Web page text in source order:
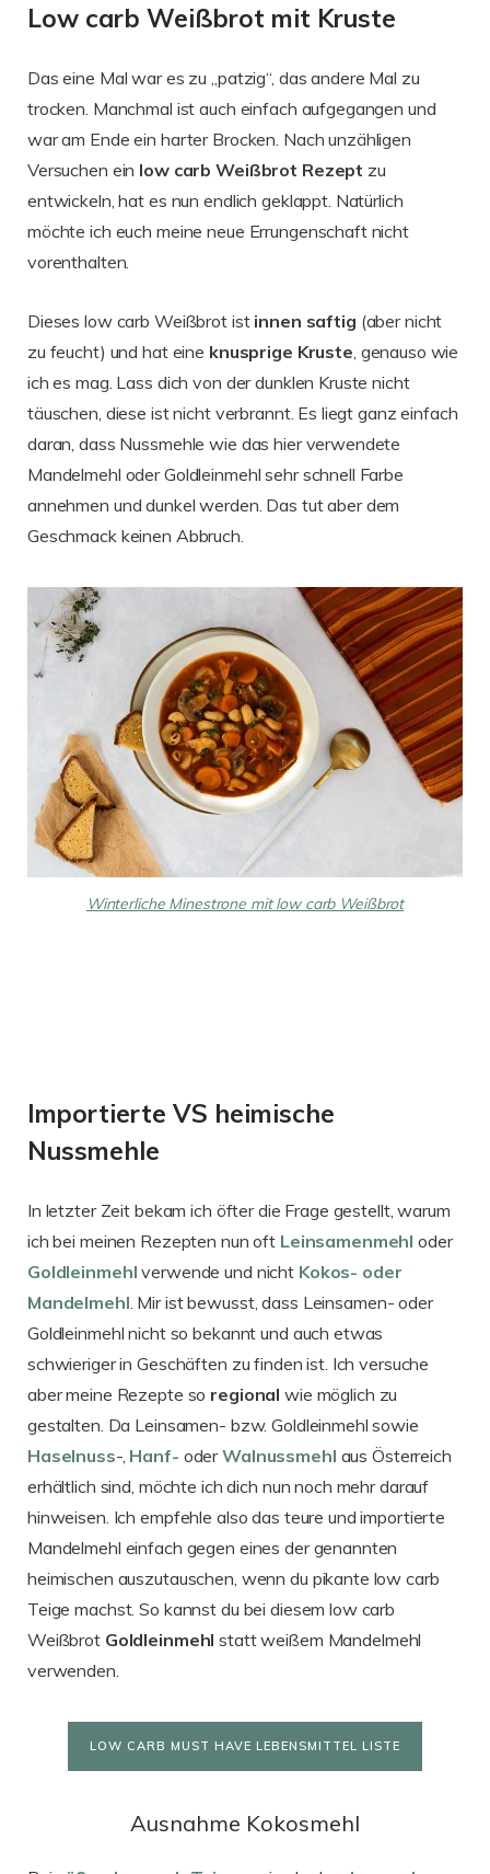
Low carb Weißbrot mit Kruste
Das eine Mal war es zu „patzig“, das andere Mal zu
trocken. Manchmal ist auch einfach aufgegangen und
war am Ende ein harter Brocken. Nach unzähligen
Versuchen ein low carb Weißbrot Rezept zu
entwickeln, hat es nun endlich geklappt. Natürlich
möchte ich euch meine neue Errungenschaft nicht
vorenthalten.
Dieses low carb Weißbrot ist innen saftig (aber nicht
zu feucht) und hat eine knusprige Kruste , genauso wie
ich es mag. Lass dich von der dunklen Kruste nicht
täuschen, diese ist nicht verbrannt. Es liegt ganz einfach
daran, dass Nussmehle wie das hier verwendete
Mandelmehl oder Goldleinmehl sehr schnell Farbe
annehmen und dunkel werden. Das tut aber dem
Geschmack keinen Abbruch.
Winterliche Minestrone mit low carb Weißbrot
Importierte VS heimische
Nussmehle
In letzter Zeit bekam ich öfter die Frage gestellt, warum
ich bei meinen Rezepten nun oft Leinsamenmehl oder
Goldleinmehl verwende und nicht Kokos- oder
Mandelmehl . Mir ist bewusst, dass Leinsamen- oder
Goldleinmehl nicht so bekannt und auch etwas
schwieriger in Geschäften zu finden ist. Ich versuche
aber meine Rezepte so regional wie möglich zu
gestalten. Da Leinsamen- bzw. Goldleinmehl sowie
Haselnuss-, Hanf- oderWalnussmehl aus Österreich
erhältlich sind, möchte ich dich nun noch mehr darauf
hinweisen. Ich empfehle also das teure und importierte
Mandelmehl einfach gegen eines der genannten
heimischen auszutauschen, wenn du pikante low carb
Teige machst. So kannst du bei diesem low carb
Weißbrot Goldleinmehl statt weißem Mandelmehl
verwenden.
LOW CARB MUST HAVE LEBENSMITTEL LISTE
Ausnahme Kokosmehl